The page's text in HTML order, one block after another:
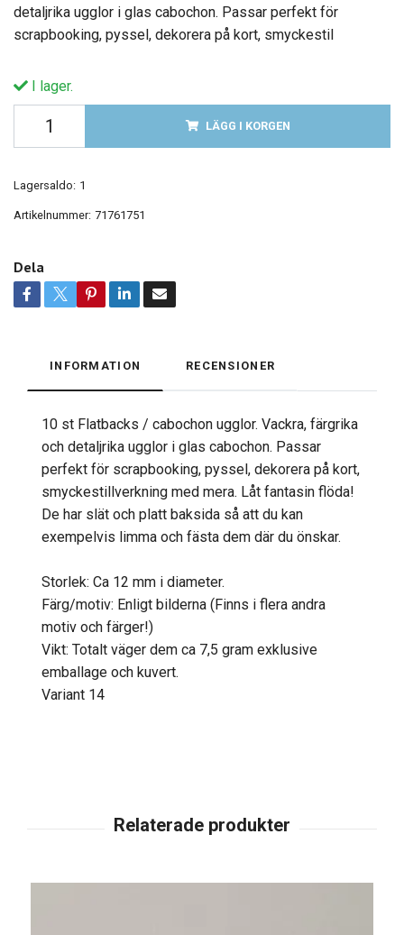
detaljrika ugglor i glas cabochon. Passar perfekt för
scrapbooking, pyssel, dekorera på kort, smyckestil
I lager.
LÄGG I KORGEN
Lagersaldo: 1
Artikelnummer: 71761751
Dela
INFORMATION RECENSIONER
10 st Flatbacks / cabochon ugglor. Vackra, färgrika
och detaljrika ugglor i glas cabochon. Passar
perfekt för scrapbooking, pyssel, dekorera på kort,
smyckestillverkning med mera. Låt fantasin flöda!
De har slät och platt baksida så att du kan
exempelvis limma och fästa dem där du önskar.
Storlek: Ca 12 mm i diameter.
Färg/motiv: Enligt bilderna (Finns i flera andra
motiv och färger!)
Vikt: Totalt väger dem ca 7,5 gram exklusive
emballage och kuvert.
Variant 14